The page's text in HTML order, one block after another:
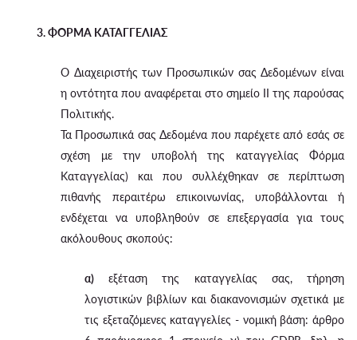
3. ΦΟΡΜΑ ΚΑΤΑΓΓΕΛΙΑΣ
Ο Διαχειριστής των Προσωπικών σας Δεδομένων είναι
η οντότητα που αναφέρεται στο σημείο II της παρούσας
Πολιτικής.
Τα Προσωπικά σας Δεδομένα που παρέχετε από εσάς σε
σχέση με την υποβολή της καταγγελίας Φόρμα
Καταγγελίας) και που συλλέχθηκαν σε περίπτωση
πιθανής περαιτέρω επικοινωνίας, υποβάλλονται ή
ενδέχεται να υποβληθούν σε επεξεργασία για τους
ακόλουθους σκοπούς:
α) εξέταση της καταγγελίας σας, τήρηση
λογιστικών βιβλίων και διακανονισμών σχετικά με
τις εξεταζόμενες καταγγελίες - νομική βάση: άρθρο